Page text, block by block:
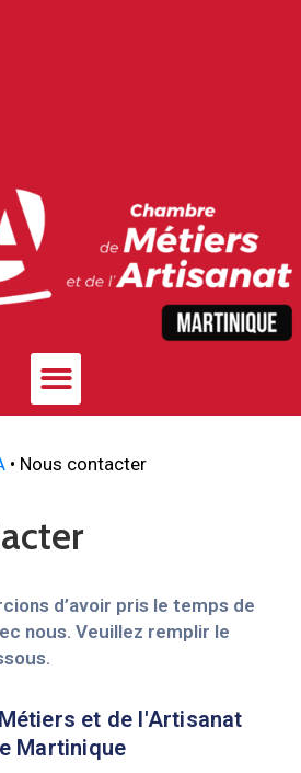
• Nous contacter
d’avoir pris le temps de
nous. Veuillez remplir le
et de l'Artisanat
Martinique